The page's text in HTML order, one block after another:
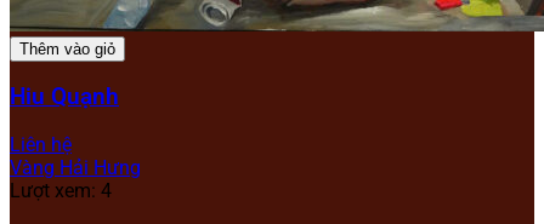
Thêm vào giỏ
Hiu Quạnh
Liên hệ
Vàng Hải Hưng
Lượt xem: 4